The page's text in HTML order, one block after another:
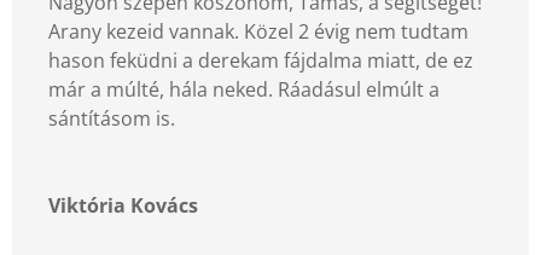
Arany kezeid vannak. Közel 2 évig nem tudtam
hason feküdni a derekam fájdalma miatt, de ez
már a múlté, hála neked. Ráadásul elmúlt a
sántításom is.
Viktória Kovács